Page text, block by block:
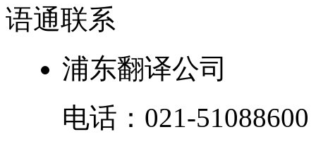
语通联系
浦东翻译公司
电话： 021-51088600